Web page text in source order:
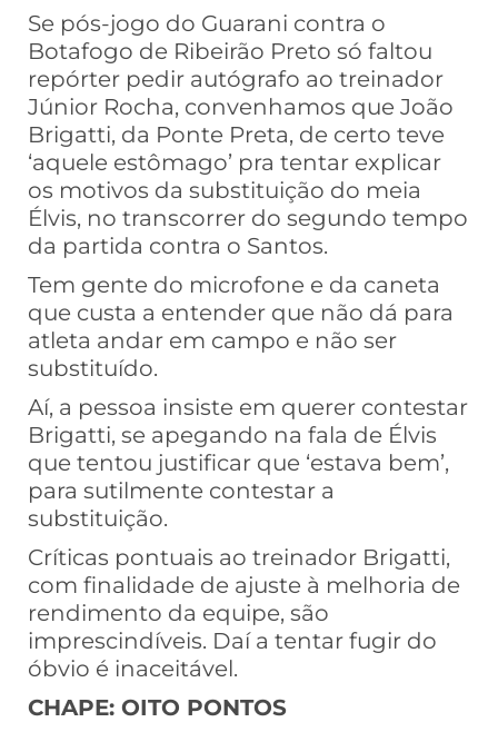
Se pós-jogo do Guarani contra o
Botafogo de Ribeirão Preto só faltou
repórter pedir autógrafo ao treinador
Júnior Rocha, convenhamos que João
Brigatti, da Ponte Preta, de certo teve
‘aquele estômago’ pra tentar explicar
os motivos da substituição do meia
Élvis, no transcorrer do segundo tempo
da partida contra o Santos.
Tem gente do microfone e da caneta
que custa a entender que não dá para
atleta andar em campo e não ser
substituído.
Aí, a pessoa insiste em querer contestar
Brigatti, se apegando na fala de Élvis
que tentou justificar que ‘estava bem’,
para sutilmente contestar a
substituição.
Críticas pontuais ao treinador Brigatti,
com finalidade de ajuste à melhoria de
rendimento da equipe, são
imprescindíveis. Daí a tentar fugir do
óbvio é inaceitável.
CHAPE: OITO PONTOS